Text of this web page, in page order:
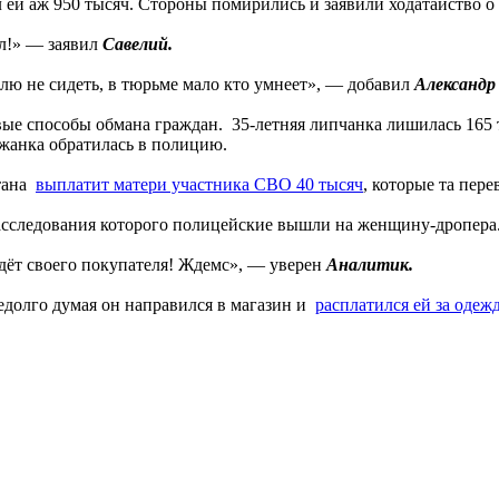
— заявил Савелий.
не сидеть, в тюрьме мало кто умнеет», — добавил
обмана граждан. 35-летняя липчанка лишилась 165
обратилась в полицию.
выплатит матери участника СВО 40 тысяч, которые та
которого полицейские вышли на женщину-
своего покупателя! Ждемс», — уверен Аналитик.
думая он направился в магазин и расплатился ей за